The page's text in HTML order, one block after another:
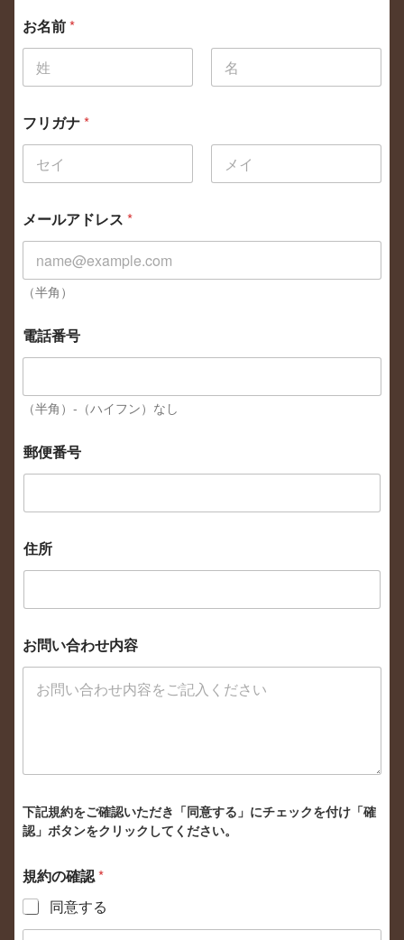
お名前*
フリガナ*
メールアドレス *
（半角）
電話番号
（半角）-（ハイフン）なし
郵便番号
住所
お問い合わせ内容
下記規約をご確認いただき「同意する」にチェックを付け「確
認」ボタンをクリックしてください。
規約の確認*
同意する